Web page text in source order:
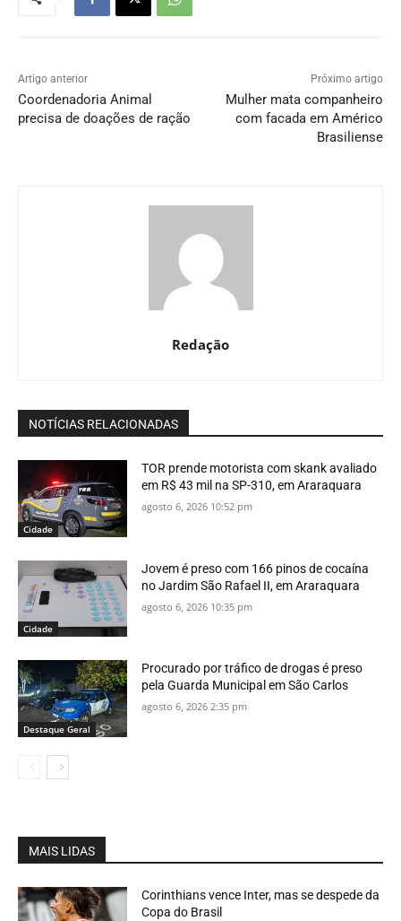
Artigo anterior
Coordenadoria Animal
precisa de doações de ração
Próximo artigo
Mulher mata companheiro
com facada em Américo
Brasiliense
Redação
NOTÍCIAS RELACIONADAS
Cidade
TOR prende motorista com skank avaliado
em R$ 43 mil na SP-310, em Araraquara
agosto 6, 2026 10:52 pm
Cidade
Jovem é preso com 166 pinos de cocaína
no Jardim São Rafael II, em Araraquara
agosto 6, 2026 10:35 pm
Destaque Geral
Procurado por tráfico de drogas é preso
pela Guarda Municipal em São Carlos
agosto 6, 2026 2:35 pm
MAIS LIDAS
Corinthians vence Inter, mas se despede da
Copa do Brasil